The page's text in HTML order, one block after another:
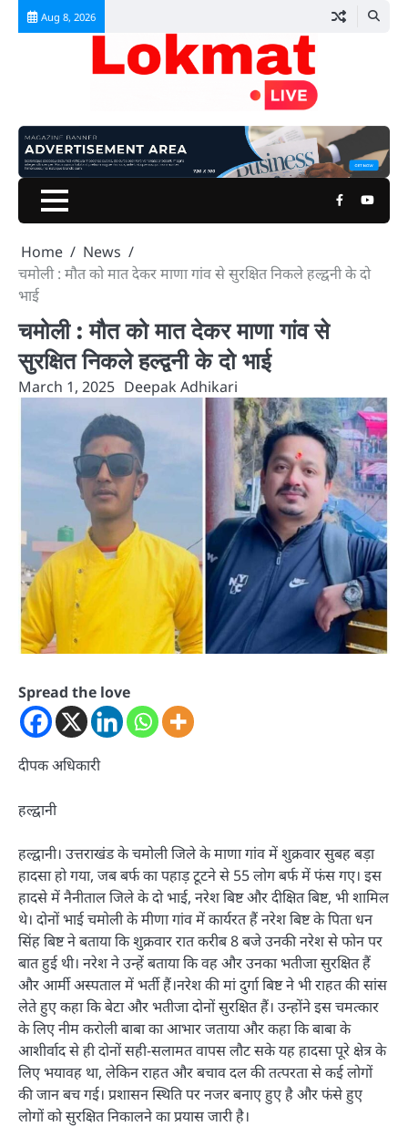
Skip
Aug 8, 2026
Facebook
Home
News
चमोली : मौत को मात देकर माणा गांव से सुरक्षित निकले हल्द्वनी के दो
भाई
चमोली : मौत को मात देकर माणा गांव से
सुरक्षित निकले हल्द्वनी के दो भाई
March 1, 2025 Deepak Adhikari
Spread the love
दीपक अधिकारी
हल्द्वानी
हल्द्वानी। उत्तराखंड के चमोली जिले के माणा गांव में शुक्रवार सुबह बड़ा
हादसा हो गया, जब बर्फ का पहाड़ टूटने से 55 लोग बर्फ में फंस गए। इस
हादसे में नैनीताल जिले के दो भाई, नरेश बिष्ट और दीक्षित बिष्ट, भी शामिल
थे। दोनों भाई चमोली के मीणा गांव में कार्यरत हैं नरेश बिष्ट के पिता धन
सिंह बिष्ट ने बताया कि शुक्रवार रात करीब 8 बजे उनकी नरेश से फोन पर
बात हुई थी। नरेश ने उन्हें बताया कि वह और उनका भतीजा सुरक्षित हैं
और आर्मी अस्पताल में भर्ती हैं।नरेश की मां दुर्गा बिष्ट ने भी राहत की सांस
लेते हुए कहा कि बेटा और भतीजा दोनों सुरक्षित हैं। उन्होंने इस चमत्कार
के लिए नीम करोली बाबा का आभार जताया और कहा कि बाबा के
आशीर्वाद से ही दोनों सही-सलामत वापस लौट सके यह हादसा पूरे क्षेत्र के
लिए भयावह था, लेकिन राहत और बचाव दल की तत्परता से कई लोगों
की जान बच गई। प्रशासन स्थिति पर नजर बनाए हुए है और फंसे हुए
लोगों को सुरक्षित निकालने का प्रयास जारी है।